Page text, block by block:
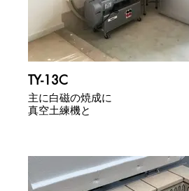
TY-13C
主に白磁の焼成に
真空土練機と